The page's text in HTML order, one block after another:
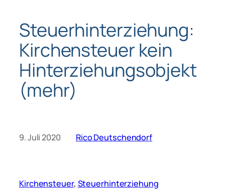
Steuerhinterziehung:
Kirchensteuer kein
Hinterziehungsobjekt
(mehr)
9. Juli 2020 Rico Deutschendorf
Kirchensteuer, Steuerhinterziehung